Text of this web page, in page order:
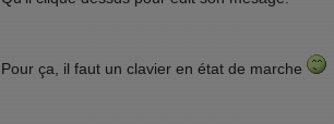
Pour ça, il faut un clavier en état de marche